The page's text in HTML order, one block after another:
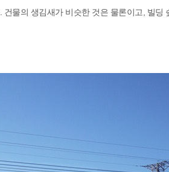
물의 생김새가 비슷한 것은 물론이고, 빌딩